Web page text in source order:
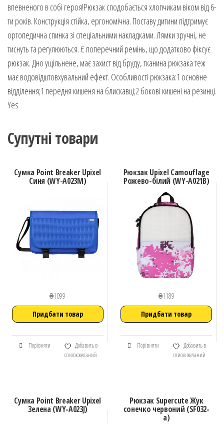
впевненого в собі героя!Рюкзак сподобається хлопчикам віком від 6-
ти років. Конструкція стійка, ергономічна. Поставу дитини підтримує
ортопедична спинка зі спеціальними накладками. Лямки зручні, не
тиснуть та регулюються. Є поперечний ремінь, що додатково фіксує
рюкзак. Дно ущільнене, має захист від бруду, тканина рюкзака теж
має водовідштовхувальний ефект. Особливості рюкзака:1 основне
відділення;1 передня кишеня на блискавці;2 бокові кишені на резинці.
Yes
Супутні товари
Сумка Point Breaker Upixel
Синя (WY-A023M)
₴1099
Придбати товар
Порівняти
Добавить в
список желаний
Рюкзак Upixel Camouflage
Рожево-білий (WY-A021B)
₴1189
Придбати товар
Порівняти
Добавить в
список желаний
Сумка Point Breaker Upixel
Зелена (WY-A023J)
Рюкзак Supercute Жук
сонечко червоний (SF032-
a)